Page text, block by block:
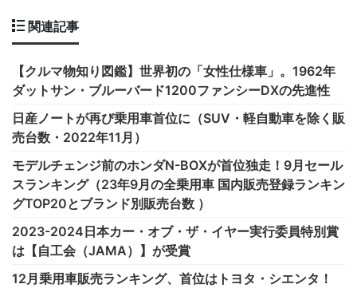
関連記事
【クルマ物知り図鑑】世界初の「女性仕様車」。1962年
ダットサン・ブルーバード1200ファンシーDXの先進性
日産ノートが再び乗用車首位に（SUV・軽自動車を除く販
売台数・2022年11月）
モデルチェンジ前のホンダN-BOXが首位独走！9月セール
スランキング（23年9月の全乗用車 国内販売登録ランキン
グTOP20とブランド別販売台数 ）
2023-2024日本カー・オブ・ザ・イヤー実行委員特別賞
は【自工会（JAMA）】が受賞
12月乗用車販売ランキング、首位はトヨタ・シエンタ！